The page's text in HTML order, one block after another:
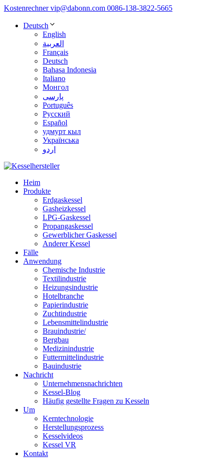
Kostenrechner vip@dabonn.com 0086-138-3822-5665
Deutsch
English
العربية
Français
Deutsch
Bahasa Indonesia
Italiano
Монгол
پارسی
Português
Русский
Español
удмурт кыл
Українська
اردو
Heim
Produkte
Erdgaskessel
Gasheizkessel
LPG-Gaskessel
Propangaskessel
Gewerblicher Gaskessel
Anderer Kessel
Fälle
Anwendung
Chemische Industrie
Textilindustrie
Heizungsindustrie
Hotelbranche
Papierindustrie
Zuchtindustrie
Lebensmittelindustrie
Brauindustrie/
Bergbau
Medizinindustrie
Futtermittelindustrie
Bauindustrie
Nachricht
Unternehmensnachrichten
Kessel-Blog
Häufig gestellte Fragen zu Kesseln
Um
Kerntechnologie
Herstellungsprozess
Kesselvideos
Kessel VR
Kontakt